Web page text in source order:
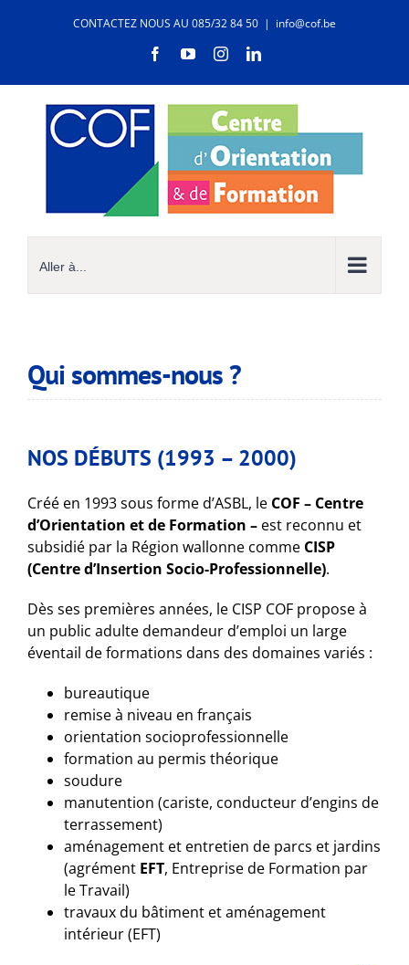
CONTACTEZ NOUS AU 085/32 84 50 | info@cof.be
FacebookYouTubeInstagramLinkedIn
Aller à...
Qui sommes-nous ?
NOS DÉBUTS (1993 – 2000)
Créé en 1993 sous forme d’ASBL, le COF – Centre
d’Orientation et de Formation – est reconnu et
subsidié par la Région wallonne comme CISP
(Centre d’Insertion Socio-Professionnelle).
Dès ses premières années, le CISP COF propose à
un public adulte demandeur d’emploi un large
éventail de formations dans des domaines variés :
bureautique
remise à niveau en français
orientation socioprofessionnelle
formation au permis théorique
soudure
manutention (cariste, conducteur d’engins de
terrassement)
aménagement et entretien de parcs et jardins
(agrément EFT, Entreprise de Formation par
le Travail)
travaux du bâtiment et aménagement
intérieur (EFT)